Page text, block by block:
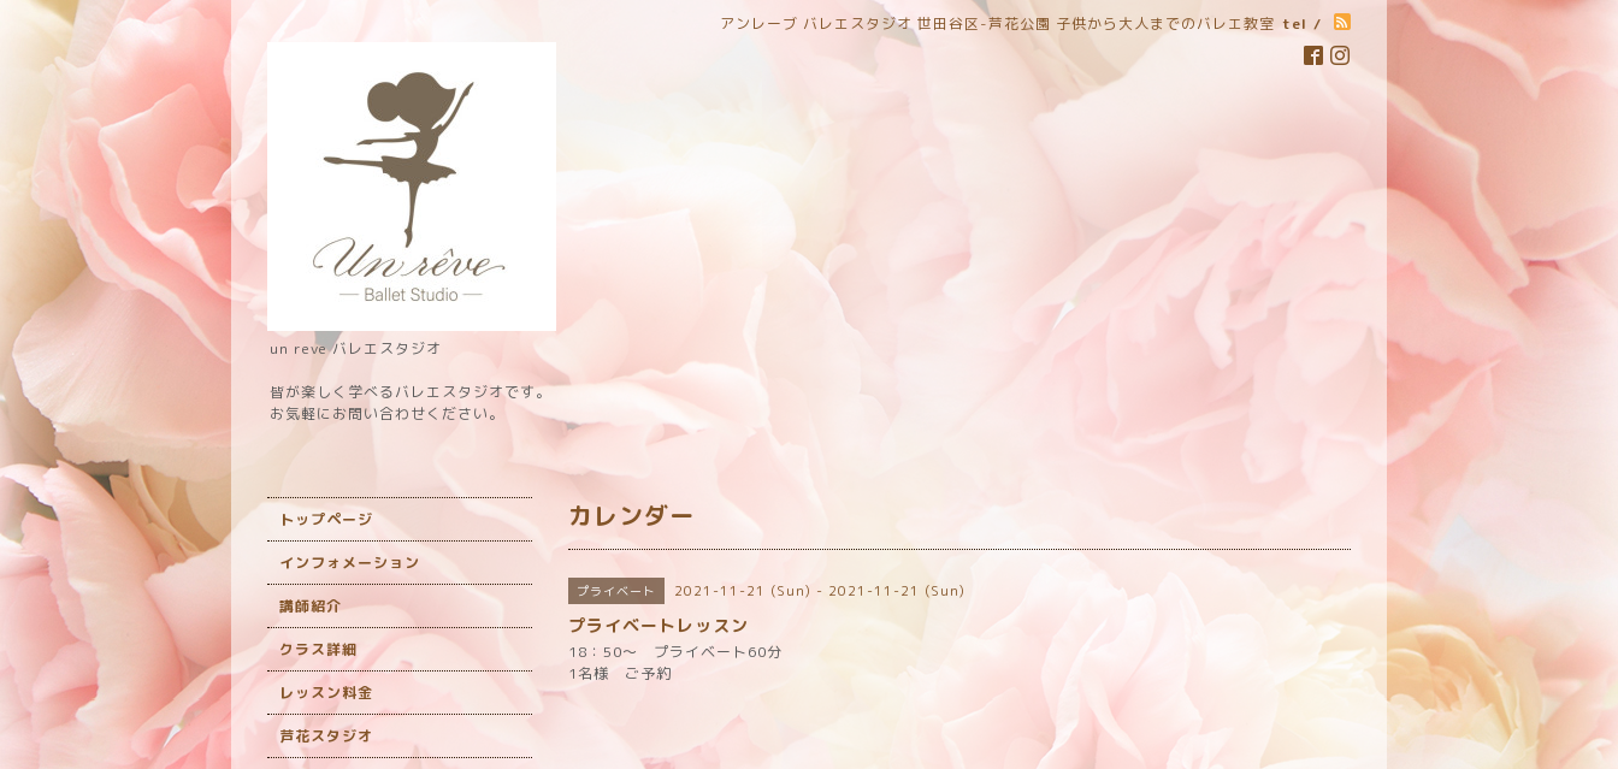
アンレーブ バレエスタジオ 世田谷区-芦花公園 子供から大人までのバレエ教室 tel /
un reve バレエスタジオ
皆が楽しく学べるバレエスタジオです。
お気軽にお問い合わせください。
カレンダー
プライベート 2021-11-21 (Sun) - 2021-11-21 (Sun)
プライベートレッスン
18：50～ プライベート60分
1名様 ご予約
トップページ
インフォメーション
講師紹介
クラス詳細
レッスン料金
芦花スタジオ